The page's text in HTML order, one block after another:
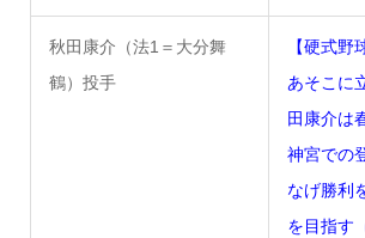
秋田康介（法1＝大分舞
鶴）投手
【硬式野
あそこに
田康介は
神宮での
なげ勝利
を目指す